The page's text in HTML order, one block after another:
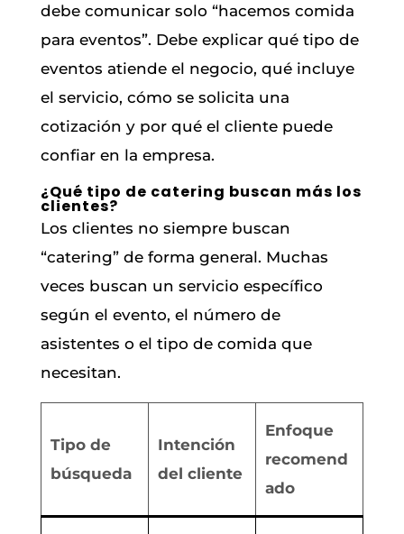
debe comunicar solo “hacemos comida
para eventos”. Debe explicar qué tipo de
eventos atiende el negocio, qué incluye
el servicio, cómo se solicita una
cotización y por qué el cliente puede
confiar en la empresa.
¿Qué tipo de catering buscan más los
clientes?
Los clientes no siempre buscan
“catering” de forma general. Muchas
veces buscan un servicio específico
según el evento, el número de
asistentes o el tipo de comida que
necesitan.
Tipo de
búsqueda
Intención
del cliente
Enfoque
recomend
ado